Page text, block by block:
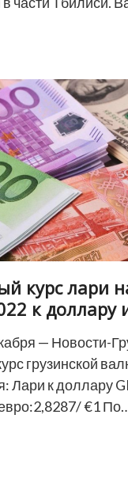
курс лари
к доллару
— Новости-
грузинской
Лари к доллару
€1